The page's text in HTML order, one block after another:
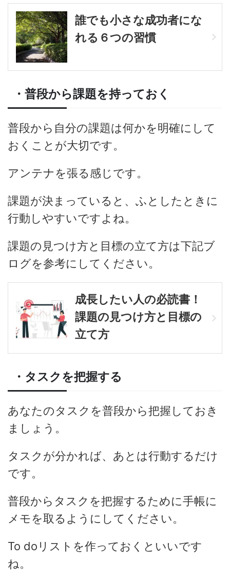
誰でも小さな成功者にな
れる６つの習慣
・普段から課題を持っておく
普段から自分の課題は何かを明確にして
おくことが大切です。
アンテナを張る感じです。
課題が決まっていると、ふとしたときに
行動しやすいですよね。
課題の見つけ方と目標の立て方は下記ブ
ログを参考にしてください。
成長したい人の必読書！
課題の見つけ方と目標の
立て方
・タスクを把握する
あなたのタスクを普段から把握しておき
ましょう。
タスクが分かれば、あとは行動するだけ
です。
普段からタスクを把握するために手帳に
メモを取るようにしてください。
To doリストを作っておくといいです
ね。